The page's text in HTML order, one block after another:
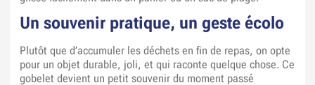
Un souvenir pratique, un geste écolo
Plutôt que d’accumuler les déchets en fin de repas, on opte
pour un objet durable, joli, et qui raconte quelque chose. Ce
gobelet devient un petit souvenir du moment passé